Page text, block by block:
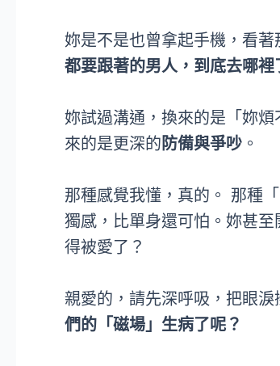
妳是不是也曾拿起手機，看
都要跟著的男人，到底去哪裡
妳試過溝通，換來的是「妳煩
來的是更深的防備與爭吵 。
那種感覺我懂，真的。 那種
獨感，比單身還可怕。妳甚
得被愛了？
親愛的，請先深呼吸，把眼淚
們的「磁場」生病了呢？